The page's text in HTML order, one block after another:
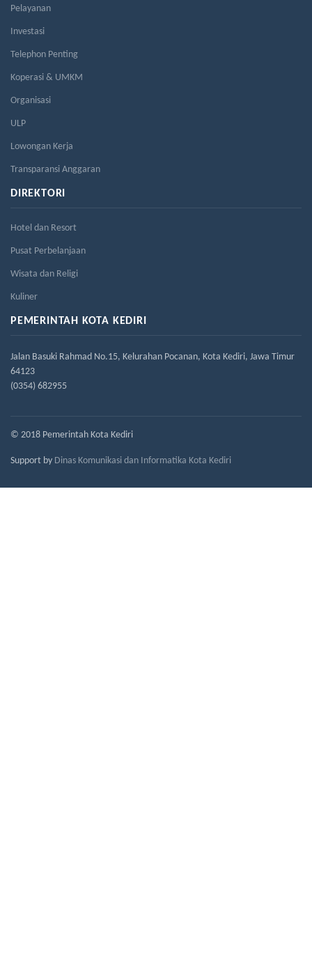
Pelayanan
Investasi
Telephon Penting
Koperasi & UMKM
Organisasi
ULP
Lowongan Kerja
Transparansi Anggaran
DIREKTORI
Hotel dan Resort
Pusat Perbelanjaan
Wisata dan Religi
Kuliner
PEMERINTAH KOTA KEDIRI
Jalan Basuki Rahmad No.15, Kelurahan Pocanan, Kota Kediri, Jawa Timur
64123
(0354) 682955
© 2018 Pemerintah Kota Kediri
Support by Dinas Komunikasi dan Informatika Kota Kediri